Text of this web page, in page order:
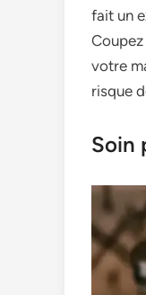
fait un
votre
risque
Soin